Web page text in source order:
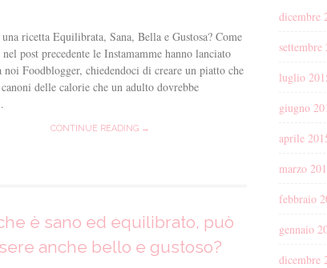
ricetta Equilibrata, Sana, Bella e Gustosa? Come
post precedente le Instamamme hanno lanciato
noi Foodblogger, chiedendoci di creare un piatto che
delle calorie che un adulto dovrebbe
CONTINUE READING →
è sano ed equilibrato, può
anche bello e gustoso?
dicembre
settembre
luglio
giugno
aprile
marzo
febbraio
gennaio
dicembre